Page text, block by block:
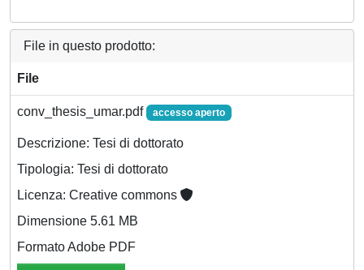
File in questo prodotto:
File
conv_thesis_umar.pdf accesso aperto
Descrizione: Tesi di dottorato
Tipologia: Tesi di dottorato
Licenza: Creative commons
Dimensione 5.61 MB
Formato Adobe PDF